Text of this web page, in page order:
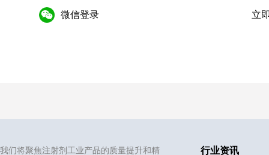
微信登录 立
我们将聚焦注射剂工业产品的质量提升和精 行业资讯